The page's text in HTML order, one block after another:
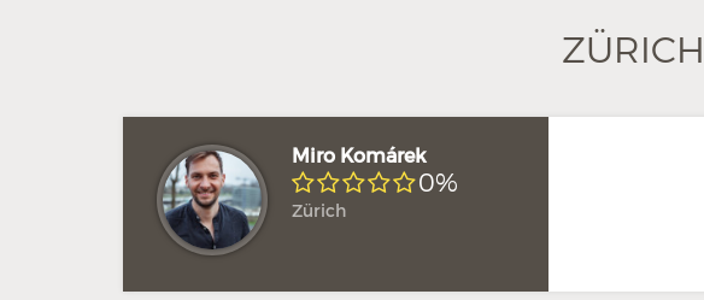
ZÜRICH
Miro Komárek
0%
Zürich